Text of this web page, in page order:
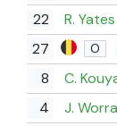
22 R. Yates
27 O
8 C.
4
J.